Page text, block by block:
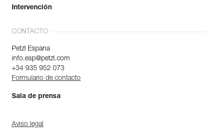
Intervención
CONTACTO
Petzl Espana
info.esp@petzl.com
+34 935 952 073
Formulario de contacto
Sala de prensa
Aviso legal